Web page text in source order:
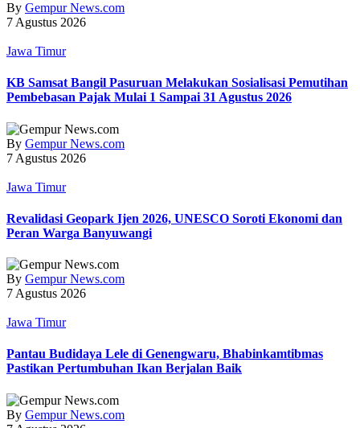
By Gempur News.com
7 Agustus 2026
Jawa Timur
KB Samsat Bangil Pasuruan Melakukan Sosialisasi Pemutihan
Pembebasan Pajak Mulai 1 Sampai 31 Agustus 2026
By Gempur News.com
7 Agustus 2026
Jawa Timur
Revalidasi Geopark Ijen 2026, UNESCO Soroti Ekonomi dan
Peran Warga Banyuwangi
By Gempur News.com
7 Agustus 2026
Jawa Timur
Pantau Budidaya Lele di Genengwaru, Bhabinkamtibmas
Pastikan Pertumbuhan Ikan Berjalan Baik
By Gempur News.com